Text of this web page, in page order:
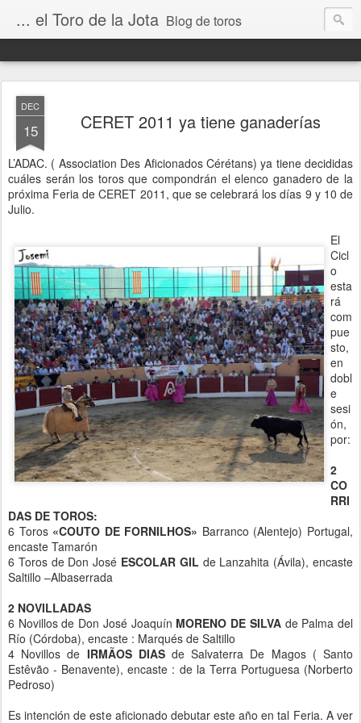
... el Toro de la Jota Blog de toros
DEC
15 CERET 2011 ya tiene ganaderías
L’ADAC. ( Association Des Aficionados Cérétans) ya tiene decididas
cuáles serán los toros que compondrán el elenco ganadero de la
próxima Feria de CERET 2011, que se celebrará los días 9 y 10 de
Julio.
El
Cicl
o
esta
rá
com
pue
sto,
en
dobl
e
sesi
ón,
por:
2
CO
RRI
DAS DE TOROS:
6 Toros «COUTO DE FORNILHOS» Barranco (Alentejo) Portugal,
encaste Tamarón
6 Toros de Don José ESCOLAR GIL de Lanzahita (Ávila), encaste
Saltillo –Albaserrada
2 NOVILLADAS
6 Novillos de Don José Joaquín MORENO DE SILVAde Palma del
Río (Córdoba), encaste : Marqués de Saltillo
4 Novillos de IRMÃOS DIASde Salvaterra De Magos ( Santo
Estêvão - Benavente), encaste : de la Terra Portuguesa (Norberto
Pedroso)
Es intención de este aficionado debutar este año en tal Feria. A ver